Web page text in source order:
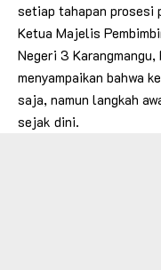
setiap tahapan prosesi
Ketua Majelis
Negeri 3 Karangmangu,
menyampaikan bahwa
saja, namun langkah
sejak dini.